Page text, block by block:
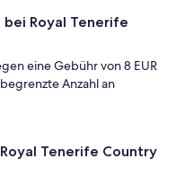
Royal Tenerife
eine Gebühr von 8 EUR
Anzahl an
Tenerife Country